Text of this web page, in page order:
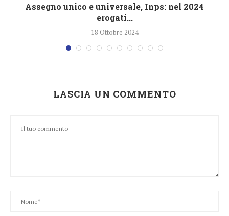
Assegno unico e universale, Inps: nel 2024
erogati...
18 Ottobre 2024
LASCIA UN COMMENTO